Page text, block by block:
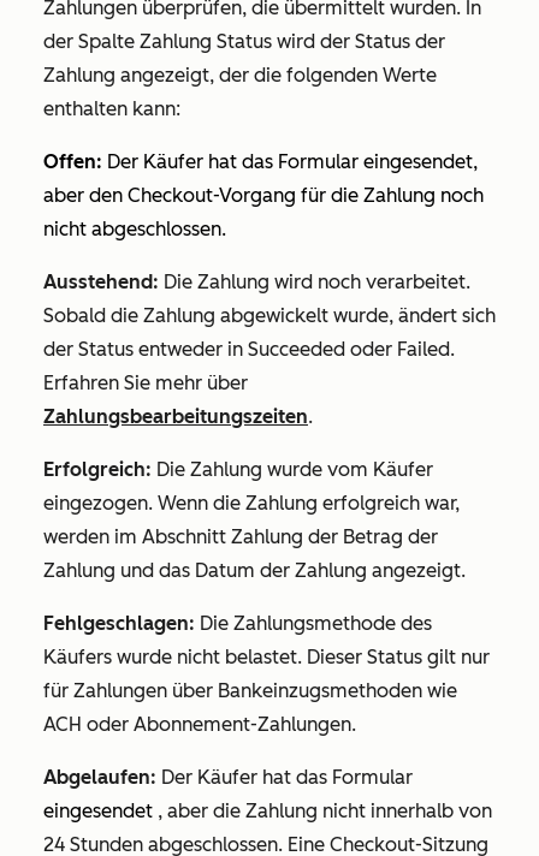
Zahlungen überprüfen, die übermittelt wurden. In
der Spalte Zahlung Status wird der Status der
Zahlung angezeigt, der die folgenden Werte
enthalten kann:
Offen: Der Käufer hat das Formular eingesendet,
aber den Checkout-Vorgang für die Zahlung noch
nicht abgeschlossen.
Ausstehend: Die Zahlung wird noch verarbeitet.
Sobald die Zahlung abgewickelt wurde, ändert sich
der Status entweder in Succeeded oder Failed.
Erfahren Sie mehr über
Zahlungsbearbeitungszeiten.
Erfolgreich: Die Zahlung wurde vom Käufer
eingezogen. Wenn die Zahlung erfolgreich war,
werden im Abschnitt Zahlung der Betrag der
Zahlung und das Datum der Zahlung angezeigt.
Fehlgeschlagen: Die Zahlungsmethode des
Käufers wurde nicht belastet. Dieser Status gilt nur
für Zahlungen über Bankeinzugsmethoden wie
ACH oder Abonnement-Zahlungen.
Abgelaufen: Der Käufer hat das Formular
eingesendet , aber die Zahlung nicht innerhalb von
24 Stunden abgeschlossen. Eine Checkout-Sitzung